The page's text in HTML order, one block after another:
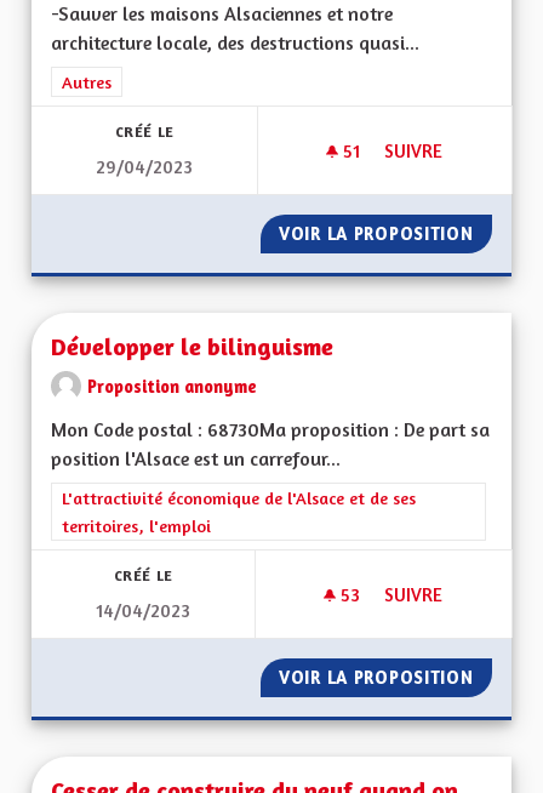
-Sauver les maisons Alsaciennes et notre
architecture locale, des destructions quasi...
Filtrer les résultats de la catégorie : Autres
Autres
CRÉÉ LE
29/04/2023
51 51 ABONNÉS
SUIVRE
VOIR LA PROPOSITION
Développer le bilinguisme
Proposition anonyme
Mon Code postal : 68730Ma proposition : De part sa
position l'Alsace est un carrefour...
Filtrer les résultats de la catégorie : L'attractivité
L'attractivité économique de l'Alsace et de ses
territoires, l'emploi
CRÉÉ LE
14/04/2023
53 53 ABONNÉS
SUIVRE
VOIR LA PROPOSITION